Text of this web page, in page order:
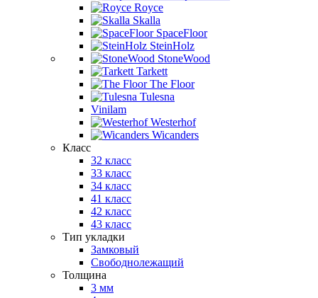
Royce
Skalla
SpaceFloor
SteinHolz
StoneWood
Tarkett
The Floor
Tulesna
Vinilam
Westerhof
Wicanders
Класс
32 класс
33 класс
34 класс
41 класс
42 класс
43 класс
Тип укладки
Замковый
Свободнолежащий
Толщина
3 мм